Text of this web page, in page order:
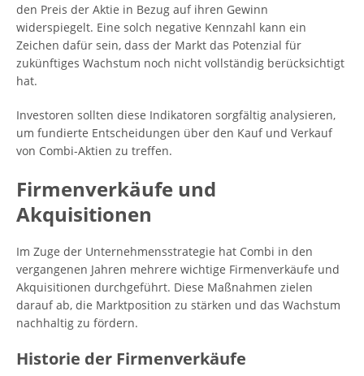
den Preis der Aktie in Bezug auf ihren Gewinn
widerspiegelt. Eine solch negative Kennzahl kann ein
Zeichen dafür sein, dass der Markt das Potenzial für
zukünftiges Wachstum noch nicht vollständig berücksichtigt
hat.
Investoren sollten diese Indikatoren sorgfältig analysieren,
um fundierte Entscheidungen über den Kauf und Verkauf
von Combi-Aktien zu treffen.
Firmenverkäufe und
Akquisitionen
Im Zuge der Unternehmensstrategie hat Combi in den
vergangenen Jahren mehrere wichtige Firmenverkäufe und
Akquisitionen durchgeführt. Diese Maßnahmen zielen
darauf ab, die Marktposition zu stärken und das Wachstum
nachhaltig zu fördern.
Historie der Firmenverkäufe